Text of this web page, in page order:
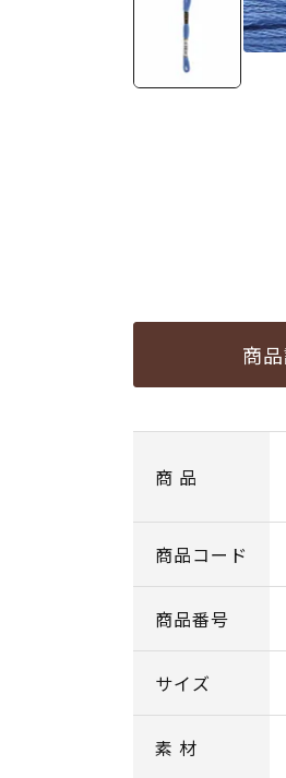
商
商 品
商品コード
商品番号
サイズ
素 材